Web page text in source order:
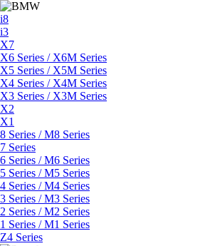
i8
i3
X7
X6 Series / X6M Series
X5 Series / X5M Series
X4 Series / X4M Series
X3 Series / X3M Series
X2
X1
8 Series / M8 Series
7 Series
6 Series / M6 Series
5 Series / M5 Series
4 Series / M4 Series
3 Series / M3 Series
2 Series / M2 Series
1 Series / M1 Series
Z4 Series